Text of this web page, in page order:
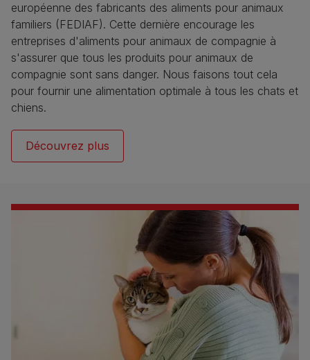
européenne des fabricants des aliments pour animaux
familiers (FEDIAF). Cette dernière encourage les
entreprises d'aliments pour animaux de compagnie à
s'assurer que tous les produits pour animaux de
compagnie sont sans danger. Nous faisons tout cela
pour fournir une alimentation optimale à tous les chats et
chiens.​
Découvrez plus